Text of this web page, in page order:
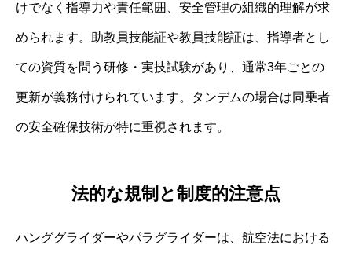
けでなく指導力や責任範囲、安全管理の組織的理解が求
められます。助教員技能証や教員技能証は、指導者とし
ての資質を問う研修・実技試験があり、通常3年ごとの
更新が義務付けられています。タンデムの場合は同乗者
の安全確保技術が特に重視されます。
法的な規制と制度的注意点
ハンググライダーやパラグライダーは、航空法における